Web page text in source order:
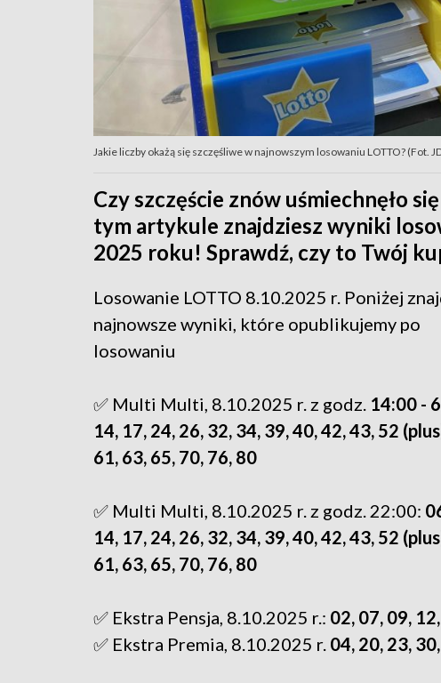
Jakie liczby okażą się szczęśliwe w najnowszym losowaniu LOTTO? (Fot.
Czy szczęście znów uśmiechnęło
tym artykule znajdziesz wyniki
2025 roku! Sprawdź, czy to Twój
Losowanie LOTTO 8.10.2025 r. Poniżej
najnowsze wyniki, które opublikujemy po
losowaniu
✅ Multi Multi, 8.10.2025 r. z godz. 14:00 -
14, 17, 24, 26, 32, 34, 39, 40, 42, 43, 52
61, 63, 65, 70, 76, 80
✅ Multi Multi, 8.10.2025 r. z godz. 22:00:
14, 17, 24, 26, 32, 34, 39, 40, 42, 43, 52
61, 63, 65, 70, 76, 80
✅ Ekstra Pensja, 8.10.2025 r.: 02, 07, 09,
✅ Ekstra Premia, 8.10.2025 r. 04, 20, 23,